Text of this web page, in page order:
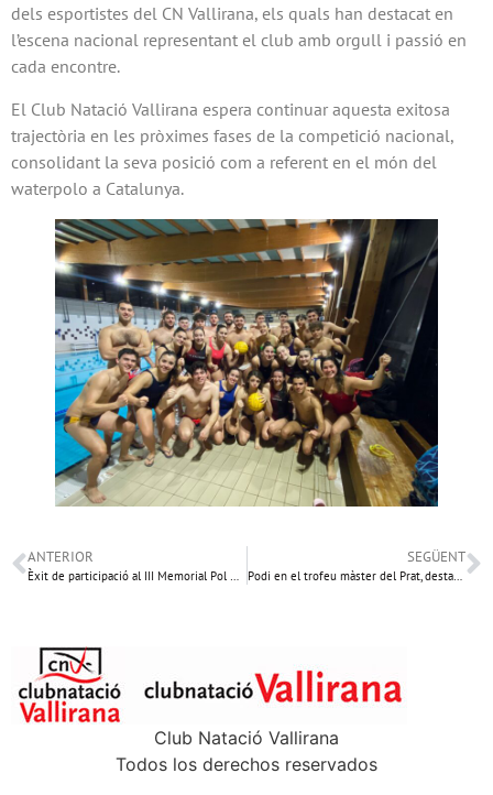
dels esportistes del CN Vallirana, els quals han destacat en
l’escena nacional representant el club amb orgull i passió en
cada encontre.
El Club Natació Vallirana espera continuar aquesta exitosa
trajectòria en les pròximes fases de la competició nacional,
consolidant la seva posició com a referent en el món del
waterpolo a Catalunya.
ANTERIOR SEGÜENT
Podi en el trofeu màster del Prat, destacada presència en el XVIII Trofeu CN Sabadell
Club Natació Vallirana
Todos los derechos reservados